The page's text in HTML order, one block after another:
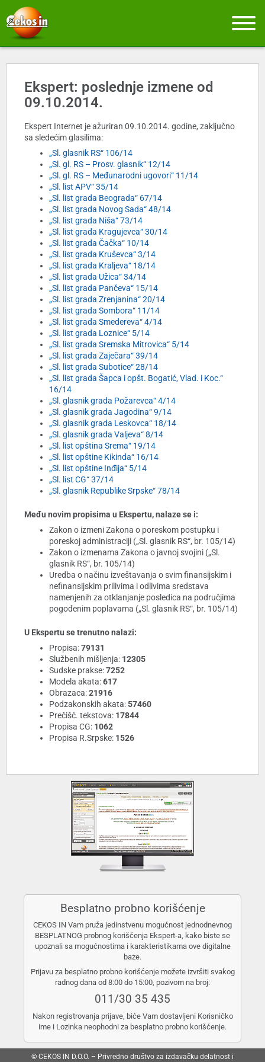
Ekspert: poslednje izmene od
09.10.2014.
Ekspert Internet je ažuriran 09.10.2014. godine, zaključno
sa sledećim glasilima:
„Sl. glasnik RS“ 106/14
„Sl. gl. RS – Prosv. glasnik“ 12/14
„Sl. gl. RS – Međunarodni ugovori“ 11/14
„Sl. list APV“ 35/14
„Sl. list grada Beograda“ 67/14
„Sl. list grada Novog Sada“ 48/14
„Sl. list grada Niša“ 73/14
„Sl. list grada Kragujevca“ 30/14
„Sl. list grada Čačka“ 10/14
„Sl. list grada Kruševca“ 3/14
„Sl. list grada Kraljeva“ 18/14
„Sl. list grada Užica“ 34/14
„Sl. list grada Pančeva“ 15/14
„Sl. list grada Zrenjanina“ 20/14
„Sl. list grada Sombora“ 11/14
„Sl. list grada Smedereva“ 4/14
„Sl. list grada Loznice“ 5/14
„Sl. list grada Sremska Mitrovica“ 5/14
„Sl. list grada Zaječara“ 39/14
„Sl. list grada Subotice“ 28/14
„Sl. list grada Šapca i opšt. Bogatić, Vlad. i Koc.“
16/14
„Sl. glasnik grada Požarevca“ 4/14
„Sl. glasnik grada Jagodina“ 9/14
„Sl. glasnik grada Leskovca“ 18/14
„Sl. glasnik grada Valjeva“ 8/14
„Sl. list opština Srema“ 19/14
„Sl. list opštine Kikinda“ 16/14
„Sl. list opštine Inđija“ 5/14
„Sl. list CG“ 37/14
„Sl. glasnik Republike Srpske“ 78/14
Među novim propisima u Ekspertu, nalaze se i:
Zakon o izmeni Zakona o poreskom postupku i
poreskoj administraciji („Sl. glasnik RS“, br. 105/14)
Zakon o izmenama Zakona o javnoj svojini („Sl.
glasnik RS“, br. 105/14)
Uredba o načinu izveštavanja o svim finansijskim i
nefinansijskim prilivima i odlivima sredstava
namenjenih za otklanjanje posledica na područjima
pogođenim poplavama („Sl. glasnik RS“, br. 105/14)
U Ekspertu se trenutno nalazi:
Propisa:79131
Službenih mišljenja: 12305
Sudske prakse:7252
Modela akata:617
Obrazaca:21916
Podzakonskih akata:57460
Prečišć. tekstova: 17844
Propisa CG: 1062
Propisa R.Srpske: 1526
Besplatno probno korišćenje
CEKOS IN Vam pruža jedinstvenu mogućnost jednodnevnog
BESPLATNOG probnog korišćenja Ekspert-a, kako biste se
upoznali sa mogućnostima i karakteristikama ove digitalne
baze.
Prijavu za besplatno probno korišćenje možete izvršiti svakog
radnog dana od 8:00 do 15:00, pozivom na broj:
011/30 35 435
Nakon registrovanja prijave, biće Vam dostavljeni Korisničko
ime i Lozinka neophodni za besplatno probno korišćenje.
© CEKOS IN D.O.O. – Privredno društvo za izdavačku delatnost i